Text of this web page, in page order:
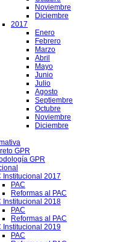
Noviembre
Diciembre
2017
Enero
Febrero
Marzo
Abril
Mayo
Junio
Julio
Agosto
Septiembre
Octubre
Noviembre
Diciembre
GPR
GPR
Institucional 2017
PAC
Reformas al PAC
Institucional 2018
PAC
Reformas al PAC
Institucional 2019
PAC